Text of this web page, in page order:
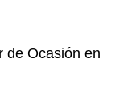
de Ocasión en